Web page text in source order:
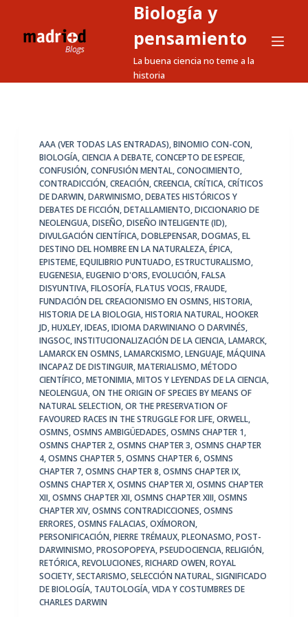
a
Biología y
pensamiento
La buena ciencia no teme a la
historia
AAA (VER TODAS LAS ENTRADAS),BINOMIO CON-CON,
BIOLOGÍA,CIENCIA A DEBATE,CONCEPTO DE ESPECIE,
CONFUSIÓN,CONFUSIÓN MENTAL,CONOCIMIENTO,
CONTRADICCIÓN,CREACIÓN,CREENCIA,CRÍTICA,CRÍTICOS
DE DARWIN,DARWINISMO,DEBATES HISTÓRICOS Y
DEBATES DE FICCIÓN,DETALLAMIENTO,DICCIONARIO DE
NEOLENGUA,DISEÑO,DISEÑO INTELIGENTE (ID),
DIVULGACIÓN CIENTÍFICA,DOBLEPENSAR,DOGMAS,EL
DESTINO DEL HOMBRE EN LA NATURALEZA,ÉPICA,
EPISTEME,EQUILIBRIO PUNTUADO,ESTRUCTURALISMO,
EUGENESIA,EUGENIO D'ORS,EVOLUCIÓN,FALSA
DISYUNTIVA,FILOSOFÍA,FLATUS VOCIS,FRAUDE,
FUNDACIÓN DEL CREACIONISMO EN OSMNS,HISTORIA,
HISTORIA DE LA BIOLOGIA,HISTORIA NATURAL,HOOKER
JD,HUXLEY,IDEAS,IDIOMA DARWINIANO O DARVINÉS,
INGSOC,INSTITUCIONALIZACIÓN DE LA CIENCIA,LAMARCK,
LAMARCK EN OSMNS,LAMARCKISMO,LENGUAJE,MÁQUINA
INCAPAZ DE DISTINGUIR,MATERIALISMO,MÉTODO
CIENTÍFICO,METONIMIA,MITOS Y LEYENDAS DE LA CIENCIA,
NEOLENGUA,ON THE ORIGIN OF SPECIES BY MEANS OF
NATURAL SELECTION,OR THE PRESERVATION OF
FAVOURED RACES IN THE STRUGGLE FOR LIFE,ORWELL,
OSMNS,OSMNS AMBIGÜEDADES,OSMNS CHAPTER 1,
OSMNS CHAPTER 2,OSMNS CHAPTER 3,OSMNS CHAPTER
4,OSMNS CHAPTER 5,OSMNS CHAPTER 6,OSMNS
CHAPTER 7,OSMNS CHAPTER 8,OSMNS CHAPTER IX,
OSMNS CHAPTER X,OSMNS CHAPTER XI,OSMNS CHAPTER
XII,OSMNS CHAPTER XII,OSMNS CHAPTER XIII,OSMNS
CHAPTER XIV,OSMNS CONTRADICCIONES,OSMNS
ERRORES,OSMNS FALACIAS,OXÍMORON,
PERSONIFICACIÓN,PIERRE TRÉMAUX,PLEONASMO,POST-
DARWINISMO,PROSOPOPEYA,PSEUDOCIENCIA,RELIGIÓN,
RETÓRICA,REVOLUCIONES,RICHARD OWEN,ROYAL
SOCIETY,SECTARISMO,SELECCIÓN NATURAL,SIGNIFICADO
DE BIOLOGÍA, TAUTOLOGÍA,VIDA Y COSTUMBRES DE
CHARLES DARWIN